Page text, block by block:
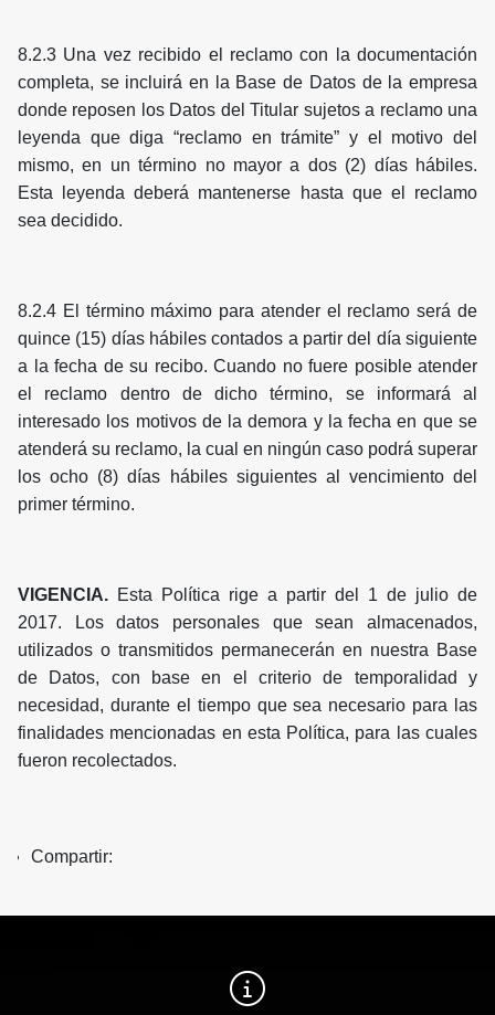
8.2.3 Una vez recibido el reclamo con la documentación
completa, se incluirá en la Base de Datos de la empresa
donde reposen los Datos del Titular sujetos a reclamo una
leyenda que diga “reclamo en trámite” y el motivo del
mismo, en un término no mayor a dos (2) días hábiles.
Esta leyenda deberá mantenerse hasta que el reclamo
sea decidido.
8.2.4 El término máximo para atender el reclamo será de
quince (15) días hábiles contados a partir del día siguiente
a la fecha de su recibo. Cuando no fuere posible atender
el reclamo dentro de dicho término, se informará al
interesado los motivos de la demora y la fecha en que se
atenderá su reclamo, la cual en ningún caso podrá superar
los ocho (8) días hábiles siguientes al vencimiento del
primer término.
VIGENCIA. Esta Política rige a partir del 1 de julio de
2017. Los datos personales que sean almacenados,
utilizados o transmitidos permanecerán en nuestra Base
de Datos, con base en el criterio de temporalidad y
necesidad, durante el tiempo que sea necesario para las
finalidades mencionadas en esta Política, para las cuales
fueron recolectados.
Compartir: